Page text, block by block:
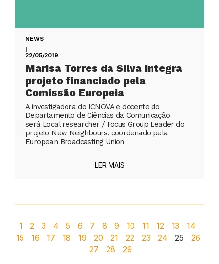
NEWS
|
22/05/2019
Marisa Torres da Silva integra
projeto financiado pela
Comissão Europeia
A investigadora do ICNOVA e docente do
Departamento de Ciências da Comunicação
será Local researcher / Focus Group Leader do
projeto New Neighbours, coordenado pela
European Broadcasting Union
LER MAIS
1 2 3 4 5 6 7 8 9 10 11 12 13
14
15
16 17 18 19 20 21 22 23 24 25
26
27
28 29